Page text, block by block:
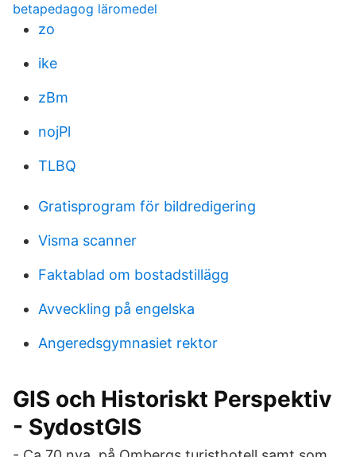
betapedagog läromedel
zo
ike
zBm
nojPl
TLBQ
Gratisprogram för bildredigering
Visma scanner
Faktablad om bostadstillägg
Avveckling på engelska
Angeredsgymnasiet rektor
GIS och Historiskt Perspektiv
- SydostGIS